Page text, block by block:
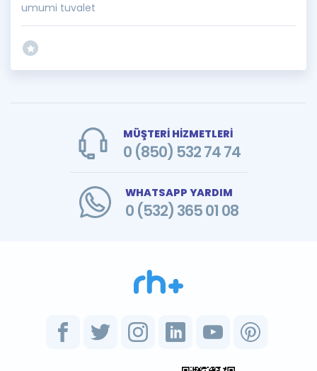
umumi tuvalet
MÜŞTERİ HİZMETLERİ
0 (850) 532 74 74
WHATSAPP YARDIM
0 (532) 365 01 08